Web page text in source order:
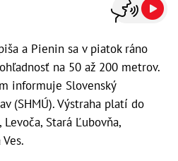
a Pienin sa v piatok ráno
na 50 až 200 metrov.
informuje Slovenský
(SHMÚ). Výstraha platí do
Stará Ľubovňa,